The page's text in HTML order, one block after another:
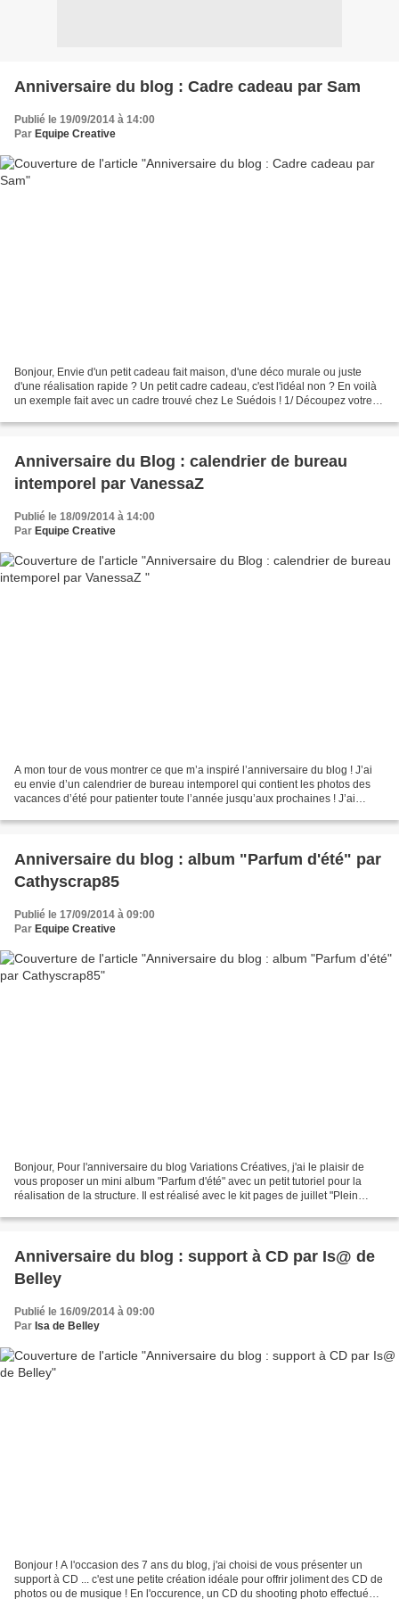
Anniversaire du blog : Cadre cadeau par Sam
Publié le 19/09/2014 à 14:00
Par Equipe Creative
Bonjour, Envie d'un petit cadeau fait maison, d'une déco murale ou juste
d'une réalisation rapide ? Un petit cadre cadeau, c'est l'idéal non ? En voilà
un exemple fait avec un cadre trouvé chez Le Suédois ! 1/ Découpez votre
Anniversaire du Blog : calendrier de bureau
intemporel par VanessaZ
Publié le 18/09/2014 à 14:00
Par Equipe Creative
A mon tour de vous montrer ce que m’a inspiré l’anniversaire du blog ! J’ai
eu envie d’un calendrier de bureau intemporel qui contient les photos des
vacances d’été pour patienter toute l’année jusqu’aux prochaines ! J’ai
Anniversaire du blog : album "Parfum d'été" par
Cathyscrap85
Publié le 17/09/2014 à 09:00
Par Equipe Creative
Bonjour, Pour l'anniversaire du blog Variations Créatives, j'ai le plaisir de
vous proposer un mini album "Parfum d'été" avec un petit tutoriel pour la
réalisation de la structure. Il est réalisé avec le kit pages de juillet "Plein
Anniversaire du blog : support à CD par Is@ de
Belley
Publié le 16/09/2014 à 09:00
Par Isa de Belley
Bonjour ! A l'occasion des 7 ans du blog, j'ai choisi de vous présenter un
support à CD ... c'est une petite création idéale pour offrir joliment des CD de
photos ou de musique ! En l'occurence, un CD du shooting photo effectué